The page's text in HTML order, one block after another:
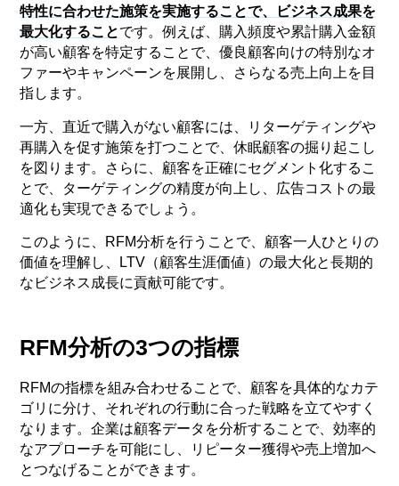
特性に合わせた施策を実施することで、ビジネス成果を
最大化することです。例えば、購入頻度や累計購入金額
が高い顧客を特定することで、優良顧客向けの特別なオ
ファーやキャンペーンを展開し、さらなる売上向上を目
指します。
一方、直近で購入がない顧客には、リターゲティングや
再購入を促す施策を打つことで、休眠顧客の掘り起こし
を図ります。さらに、顧客を正確にセグメント化するこ
とで、ターゲティングの精度が向上し、広告コストの最
適化も実現できるでしょう。
このように、RFM分析を行うことで、顧客一人ひとりの
価値を理解し、LTV（顧客生涯価値）の最大化と長期的
なビジネス成長に貢献可能です。
RFM分析の3つの指標
RFMの指標を組み合わせることで、顧客を具体的なカテ
ゴリに分け、それぞれの行動に合った戦略を立てやすく
なります。企業は顧客データを分析することで、効率的
なアプローチを可能にし、リピーター獲得や売上増加へ
とつなげることができます。